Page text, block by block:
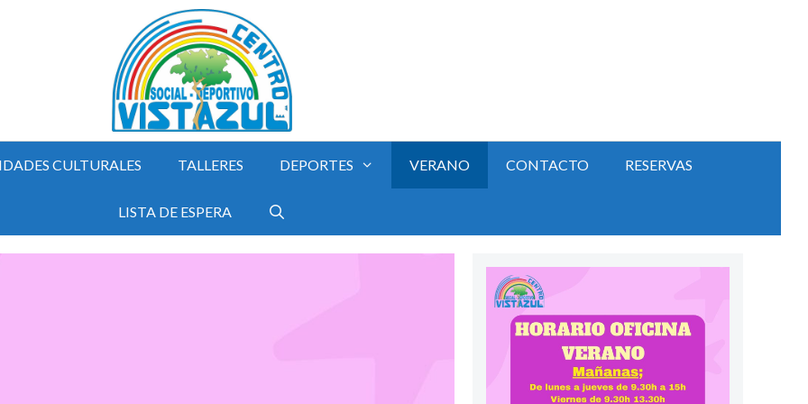
CULTURALES TALLERES DEPORTES VERANO CONTACTO RESERVAS
LISTA DE ESPERA